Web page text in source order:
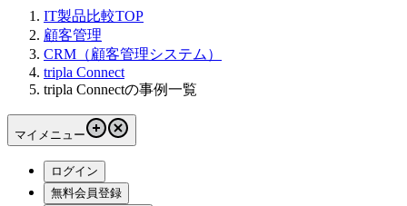
IT製品比較TOP
顧客管理
CRM（顧客管理システム）
tripla Connect
tripla Connectの事例一覧
マイメニュー
ログイン
無料会員登録